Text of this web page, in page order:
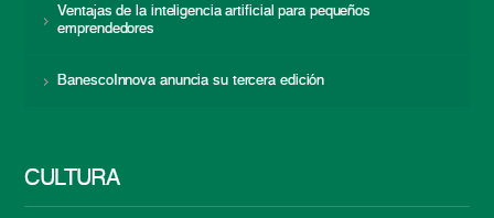
Ventajas de la inteligencia artificial para pequeños
emprendedores
BanescoInnova anuncia su tercera edición
CULTURA